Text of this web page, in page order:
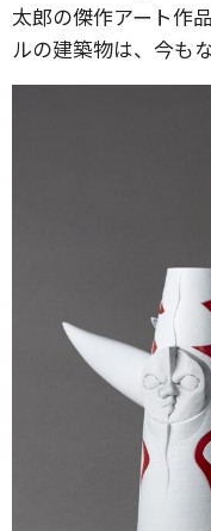
太郎の傑作アート作
ルの建築物は、今も